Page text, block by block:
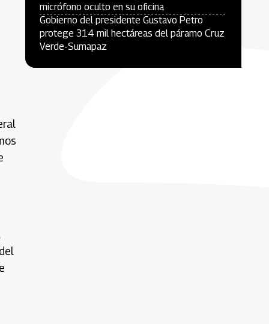
micrófono oculto en su oficina
Gobierno del presidente Gustavo Petro
protege 314 mil hectáreas del páramo Cruz
Verde-Sumapaz